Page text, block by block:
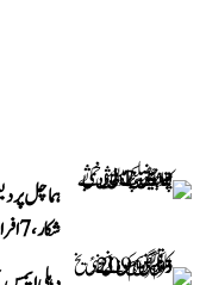
ہماچل
شکار، 7 افراد کی موت، 11 زخمی